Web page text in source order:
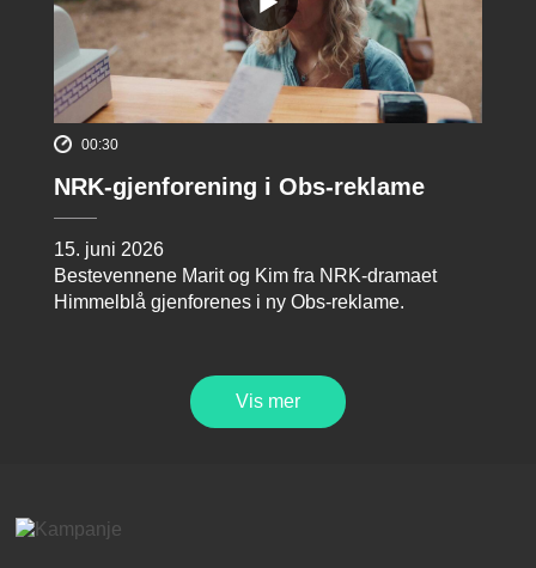
00:30
NRK-gjenforening i Obs-reklame
15. juni 2026
Bestevennene Marit og Kim fra NRK-dramaet
Himmelblå gjenforenes i ny Obs-reklame.
Vis mer